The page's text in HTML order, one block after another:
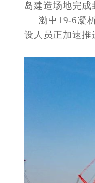
岛建造场地完
渤中19-6凝
设人员正加速推